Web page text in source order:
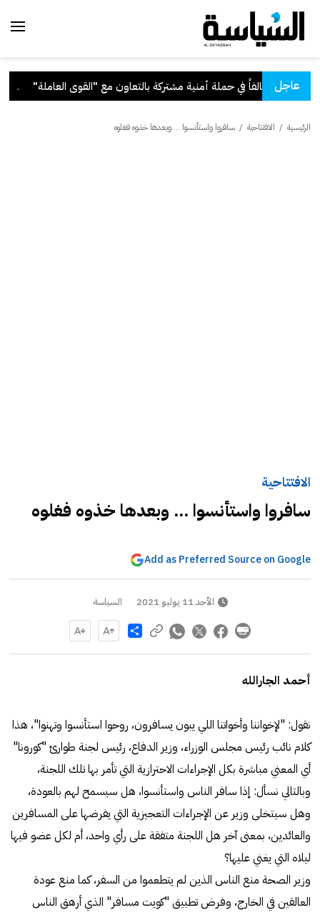
عاجل . قرار
الرئيسية / الافتتاحية / سافروا واستأنسوا ... وبعدها خذوه فغلوه
الافتتاحية
سافروا واستأنسوا ... وبعدها خذوه فغلوه
Add as Preferred Source on Google
الأحد 11 يوليو 2021 السياسة
Share
أحمد الجارالله
نقول: "لإخواننا وأخواتنا اللي يبون يسافرون، روحوا استأنسوا وتهنوا"، هذا
كلام نائب رئيس مجلس الوزراء، وزير الدفاع، رئيس لجنة طوارئ "كورونا"
أي المعني مباشرة بكل الإجراءات الاحترازية التي تأمر بها تلك اللجنة،
وبالتالي نسأل: إذا سافر الناس واستأنسوا، هل سيسمح لهم بالعودة،
وهل سيتخلى وزير عن الإجراءات التعجيزية التي يفرضها على المسافرين
والعائدين، بمعنى آخر هل اللجنة متفقة على رأي واحد، أم لكل عضو فيها
ليلاه التي يغني عليها؟
وزير الصحة منع الناس الذين لم يتطعموا من السفر، كما منع عودة
العالقين في الخارج، وفرض تطبيق "كويت مسافر" الذي أرهق الناس